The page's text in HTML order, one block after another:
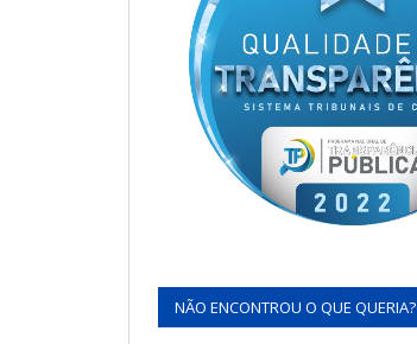
NÃO ENCONTROU O QUE QUERIA?